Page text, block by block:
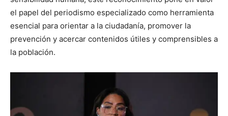
el papel del periodismo especializado como herramienta
esencial para orientar a la ciudadanía, promover la
prevención y acercar contenidos útiles y comprensibles a
la población.